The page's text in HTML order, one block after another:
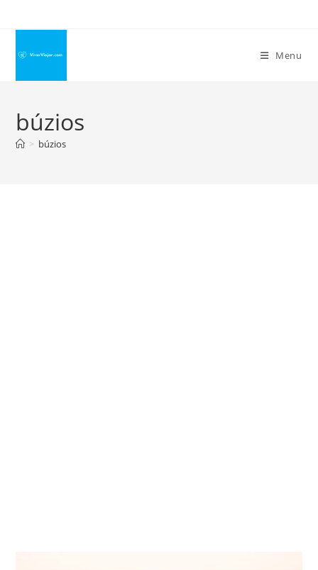
conteúdo
Menu
búzios
> búzios